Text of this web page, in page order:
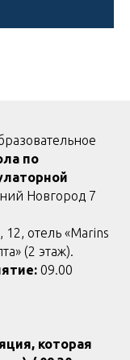
по
Новгород 7
12, отель «Marins
(2 этаж).
09.00
которая